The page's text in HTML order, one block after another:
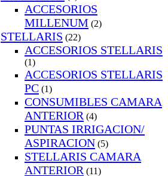
ACCESORIOS
MILLENUM (2)
STELLARIS (22)
ACCESORIOS STELLARIS
(1)
ACCESORIOS STELLARIS
PC (1)
CONSUMIBLES CAMARA
ANTERIOR (4)
PUNTAS IRRIGACION/
ASPIRACION (5)
STELLARIS CAMARA
ANTERIOR (11)